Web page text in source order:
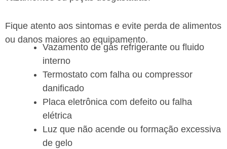
Fique atento aos sintomas e evite perda de alimentos
ou danos maiores ao equipamento.
Vazamento de gás refrigerante ou fluido
interno
Termostato com falha ou compressor
danificado
Placa eletrônica com defeito ou falha
elétrica
Luz que não acende ou formação excessiva
de gelo